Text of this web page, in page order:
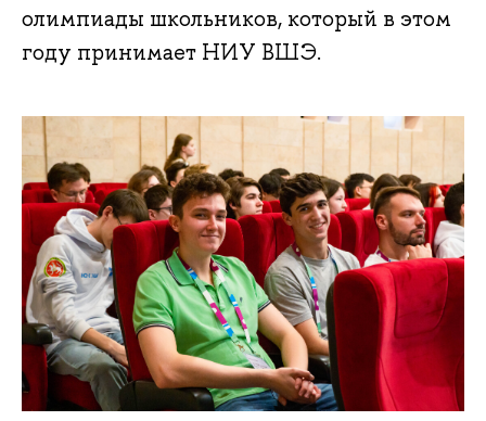
олимпиады школьников, который в этом
году принимает НИУ ВШЭ.